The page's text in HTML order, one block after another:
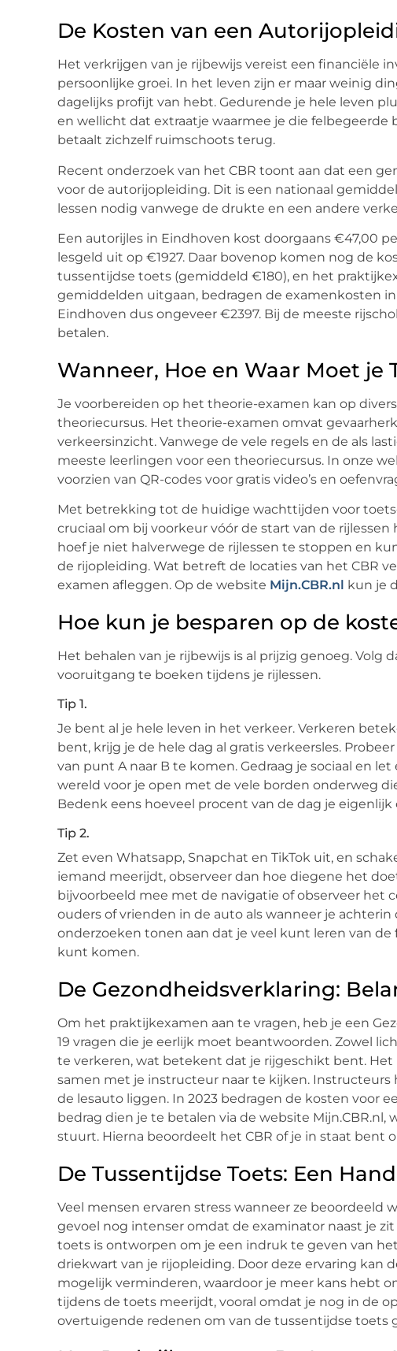
De Kosten van een
Het verkrijgen van je rijbewijs vereist een financiële
persoonlijke groei. In het leven zijn er maar weinig
dagelijks profijt van hebt. Gedurende je hele leven
en wellicht dat extraatje waarmee je die felbegeerde
betaalt zichzelf ruimschoots terug.
Recent onderzoek van het CBR toont aan dat een
voor de autorijopleiding. Dit is een nationaal
lessen nodig vanwege de drukte en een andere
Een autorijles in Eindhoven kost doorgaans €47,00
lesgeld uit op €1927. Daar bovenop komen nog de
tussentijdse toets (gemiddeld €180), en het
gemiddelden uitgaan, bedragen de examenkosten
Eindhoven dus ongeveer €2397. Bij de meeste
betalen.
Wanneer, Hoe en Waar Moet je
Je voorbereiden op het theorie-examen kan op
theoriecursus. Het theorie-examen omvat
verkeersinzicht. Vanwege de vele regels en de als
meeste leerlingen voor een theoriecursus. In onze
voorzien van QR-codes voor gratis video’s en
Met betrekking tot de huidige wachttijden voor
cruciaal om bij voorkeur vóór de start van de
hoef je niet halverwege de rijlessen te stoppen en
de rijopleiding. Wat betreft de locaties van het CBR
examen afleggen. Op de website Mijn.CBR.nl kun je
Hoe kun je besparen op de
Het behalen van je rijbewijs is al prijzig genoeg. Volg
vooruitgang te boeken tijdens je rijlessen.
Tip 1.
Je bent al je hele leven in het verkeer. Verkeren
bent, krijg je de hele dag al gratis verkeersles.
van punt A naar B te komen. Gedraag je sociaal en
wereld voor je open met de vele borden onderweg
Bedenk eens hoeveel procent van de dag je
Tip 2.
Zet even Whatsapp, Snapchat en TikTok uit, en
iemand meerijdt, observeer dan hoe diegene het
bijvoorbeeld mee met de navigatie of observeer het
ouders of vrienden in de auto als wanneer je achterin
onderzoeken tonen aan dat je veel kunt leren van
kunt komen.
De Gezondheidsverklaring:
Om het praktijkexamen aan te vragen, heb je een
19 vragen die je eerlijk moet beantwoorden. Zowel
te verkeren, wat betekent dat je rijgeschikt bent.
samen met je instructeur naar te kijken.
de lesauto liggen. In 2023 bedragen de kosten voor
bedrag dien je te betalen via de website Mijn.CBR.nl,
stuurt. Hierna beoordeelt het CBR of je in staat bent
De Tussentijdse Toets: Een
Veel mensen ervaren stress wanneer ze beoordeeld
gevoel nog intenser omdat de examinator naast je
toets is ontworpen om je een indruk te geven van
driekwart van je rijopleiding. Door deze ervaring kan
mogelijk verminderen, waardoor je meer kans hebt
tijdens de toets meerijdt, vooral omdat je nog in de
overtuigende redenen om van de tussentijdse toets